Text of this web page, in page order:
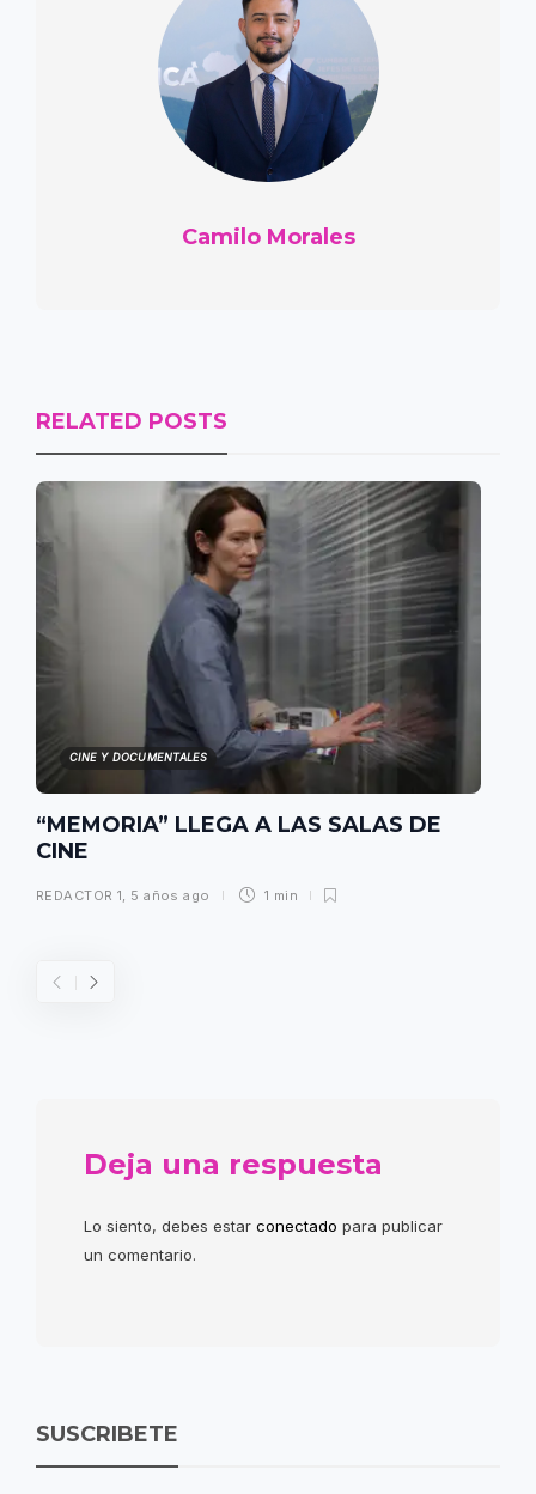
Camilo Morales
RELATED POSTS
CINE Y DOCUMENTALES
“MEMORIA” LLEGA A LAS SALAS DE
CINE
REDACTOR 1 5 años ago 1 min
Deja una respuesta
Lo siento, debes estar conectado para publicar
un comentario.
SUSCRIBETE